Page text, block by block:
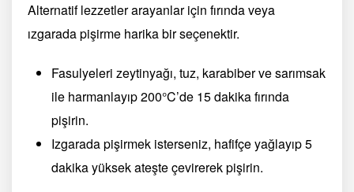
Alternatif lezzetler arayanlar için fırında veya
ızgarada pişirme harika bir seçenektir.
Fasulyeleri zeytinyağı, tuz, karabiber ve sarımsak
ile harmanlayıp 200°C’de 15 dakika fırında
pişirin.
Izgarada pişirmek isterseniz, hafifçe yağlayıp 5
dakika yüksek ateşte çevirerek pişirin.